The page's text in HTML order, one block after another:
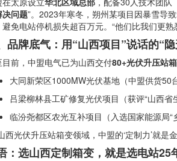
决问题”。2023年寒冬，朔州某项目因暴雪导
免电站停机损失超百万元。“他们比我们更熟
品牌底气：用“山西项目”说话的“
目前，中盟电气已为山西交付80+光伏升压站
大同新荣区1000MW光伏基地（中盟供货
吕梁柳林县工矿修复光伏项目（获评“山西省
临汾尧都区农光互补项目（入选国家能源局“
西光伏升压站箱变领域，中盟的‘定制力’就
：选山西定制箱变，就是选电站25